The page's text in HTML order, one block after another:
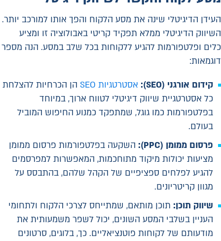
העידן הדיגיטלי שינה את מסע הלקוח והפך אותו למורכב יותר.
השיווק הדיגיטלי ממלא תפקיד קריטי באבולוציה זו ומציע
כלים ופלטפורמות להגיע ללקוחות בכל שלב במסע. הנה מספר
דוגמאות:
קידום אורגני (SEO
): אסטרטגיות SEO
הן הכרחיות להצלחת
כל אסטרטגיית שיווק דיגיטלי לטווח ארוך, במיוחד
בפלטפורמות כמו גוגל, שמתפקד כמנוע החיפוש המוביל
בעולם.
פרסום ממומן (PPC
): השקעה בפלטפורמות פרסום ממומן
מציעות יכולות מיקוד מתוחכמות, המאפשרות למפרסמים
להגיע לפלחים ספציפיים של הקהל שלהם, בהתבסס על
מגוון קריטריונים.
שיווק תוכן: תוכן מותאם, שמתייחס לצרכי הלקוח ולתחומי
העניין בשלבי המסע השונים, יכול לשפר משמעותית את
מודעותם של לקוחות פוטנציאליים. כך, בלוגים, סרטונים